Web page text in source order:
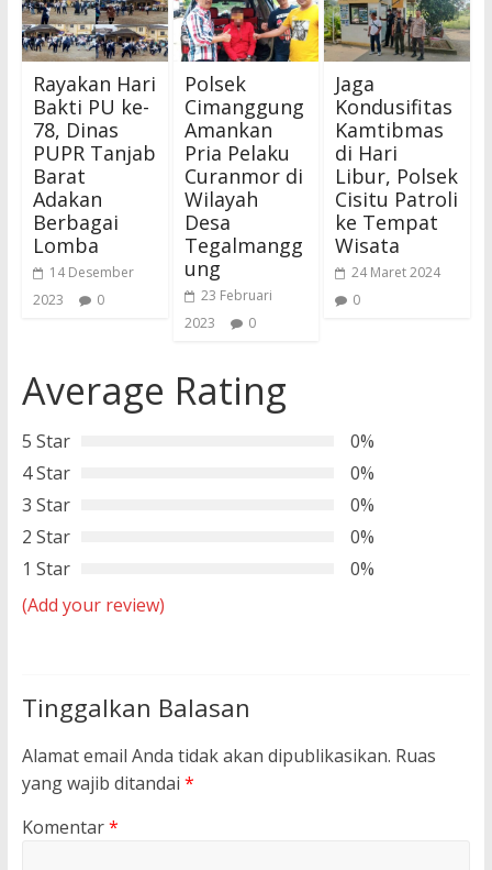
Rayakan Hari
Bakti PU ke-
78, Dinas
PUPR Tanjab
Barat
Adakan
Berbagai
Lomba
14 Desember
2023
0
Polsek
Cimanggung
Amankan
Pria Pelaku
Curanmor di
Wilayah
Desa
Tegalmangg
ung
23 Februari
2023
0
Jaga
Kondusifitas
Kamtibmas
di Hari
Libur, Polsek
Cisitu Patroli
ke Tempat
Wisata
24 Maret 2024
0
Average Rating
5 Star
0%
4 Star
0%
3 Star
0%
2 Star
0%
1 Star
0%
(Add your review)
Tinggalkan Balasan
Alamat email Anda tidak akan dipublikasikan. Ruas
yang wajib ditandai *
Komentar*